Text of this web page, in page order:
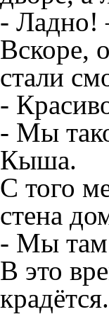
- Ладно!
Вскоре,
стали
-
- Мы
Кыша.
С того
стена
- Мы там
В это